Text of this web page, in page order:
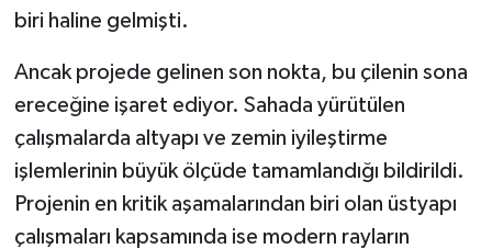
biri haline gelmişti.
Ancak projede gelinen son nokta, bu çilenin sona
ereceğine işaret ediyor. Sahada yürütülen
çalışmalarda altyapı ve zemin iyileştirme
işlemlerinin büyük ölçüde tamamlandığı bildirildi.
Projenin en kritik aşamalarından biri olan üstyapı
çalışmaları kapsamında ise modern rayların